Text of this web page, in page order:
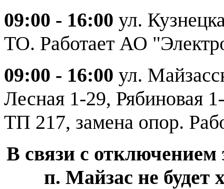
09:00 - 16:00 ул.
ТО. Работает АО
09:00 - 16:00 ул.
Лесная 1-29, Рябиновая
ТП 217, замена опор.
В связи с отключением
п. Майзас не будет